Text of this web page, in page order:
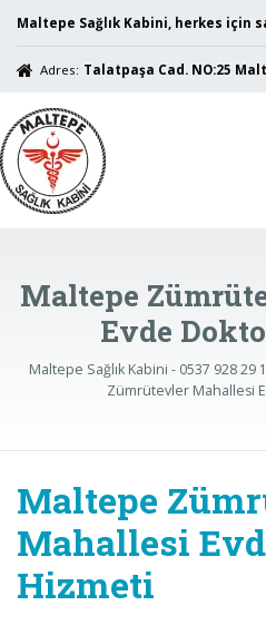
Maltepe Sağlık Kabini, herkes için
Adres: Talatpaşa Cad. NO:25
Maltepe
Evde
Maltepe Sağlık Kabini - 0537 928 29
Zümrütevler Mahallesi
Maltepe
Mahallesi
Hizmeti